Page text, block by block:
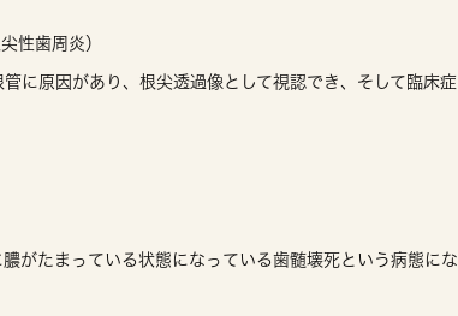
性歯周炎）
に原因があり、根尖透過像として視認でき、そして臨床症
がたまっている状態になっている歯髄壊死という病態にな